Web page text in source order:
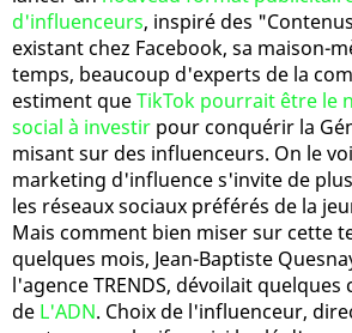
d'influenceurs, inspiré des
existant chez Facebook, sa maison-
temps, beaucoup d'experts de la
estiment queTikTok pourrait être le
social à investir pour conquérir la
misant sur des influenceurs. On le
marketing d'influence s'invite de
les réseaux sociaux préférés de la
Mais comment bien miser sur cette
quelques mois, Jean-Baptiste
l'agence TRENDS, dévoilait quelques
de L'ADN. Choix de l'influenceur,